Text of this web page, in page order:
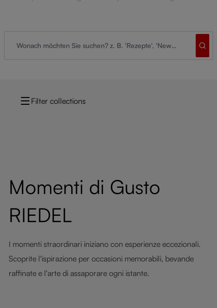
Filter collections
Momenti di Gusto
RIEDEL
I momenti straordinari iniziano con esperienze eccezionali.
Scoprite l'ispirazione per occasioni memorabili, bevande
raffinate e l'arte di assaporare ogni istante.